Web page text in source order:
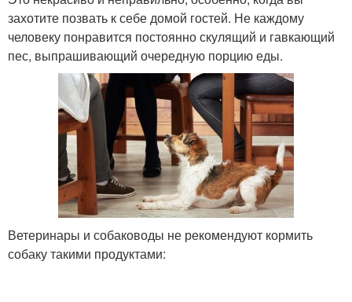
захотите позвать к себе домой гостей. Не каждому
человеку понравится постоянно скулящий и гавкающий
пес, выпрашивающий очередную порцию еды.
Ветеринары и собаководы не рекомендуют кормить
собаку такими продуктами: